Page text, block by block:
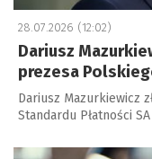
28.07.2026 (12:02)
Dariusz
prezesa
Dariusz Mazurkiewicz
Standardu Płatności
a